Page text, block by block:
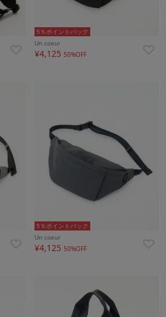
5％ポイントバック
Un coeur
¥4,12550%OFF
5％ポイントバック
Un coeur
¥4,12550%OFF